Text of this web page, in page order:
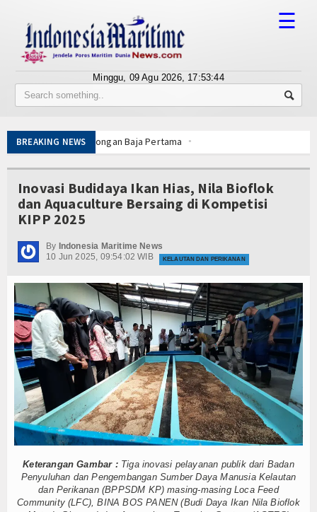
Tentang Kami
Berita
BUMN
Editorial
Ekspose
Hankam
Hukum
Internasional
Kelautan dan Perikanan
Khazanah
☰
Minggu, 09 Agu 2026, 17:53:44
BREAKING NEWS
Pemotongan Baja Pertama
RI, Panglima TNI dan Kepala Staf Angkatan
Laut Dabo Singkep
Santuni Anak Yatim
Nelayan Merah Putih
Publik Lawan Pinjol Ilegal
Pemotongan Baja Pertama
Terapkan Mekanisme Berlapis
dan Sukses
RI, Panglima TNI dan Kepala Staf Angkatan
Laut Dabo Singkep
Santuni Anak Yatim
Nelayan Merah Putih
Publik Lawan Pinjol Ilegal
Wuiih.. Lele Bandung Mendunia, Tembus Pasar Taiwan
Pemotongan Baja Pertama
Terapkan Mekanisme Berlapis
dan Sukses
RI, Panglima TNI dan Kepala Staf Angkatan
Inovasi Budidaya Ikan Hias, Nila Bioflok
dan Aquaculture Bersaing di Kompetisi
KIPP 2025
By Indonesia Maritime News
10 Jun 2025, 09:54:02 WIB
KELAUTAN DAN PERIKANAN
Keterangan Gambar :Tiga inovasi pelayanan publik dari Badan
Penyuluhan dan Pengembangan Sumber Daya Manusia Kelautan
dan Perikanan (BPPSDM KP) masing-masing Loca Feed
Community (LFC), BINA BOS PANEN (Budi Daya Ikan Nila Bioflok